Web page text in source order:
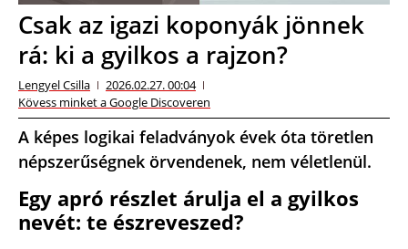
Csak az igazi koponyák jönnek
rá: ki a gyilkos a rajzon?
Lengyel Csilla
2026.02.27. 00:04
Kövess minket a Google Discoveren
A képes logikai feladványok évek óta töretlen
népszerűségnek örvendenek, nem véletlenül.
Egy apró részlet árulja el a gyilkos
nevét: te észreveszed?